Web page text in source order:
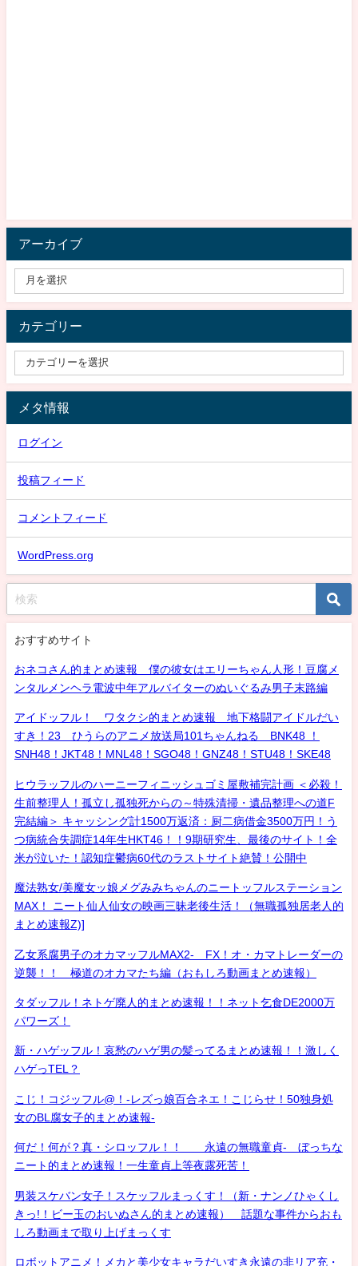
アーカイブ
カテゴリー
メタ情報
ログイン
投稿フィード
コメントフィード
WordPress.org
おすすめサイト
おネコさん的まとめ速報 僕の彼女はエリーちゃん人形！豆腐メ
ンタルメンヘラ電波中年アルバイターのぬいぐるみ男子末路編
アイドッフル！ ワタクシ的まとめ速報 地下格闘アイドルだい
すき！23 ひうらのアニメ放送局101ちゃんねる BNK48 ！
SNH48！JKT48！MNL48！SGO48！GNZ48！STU48！SKE48
ヒウラッフルのハーニーフィニッシュゴミ屋敷補完計画 ＜必殺！
生前整理人！孤立し孤独死からの～特殊清掃・遺品整理への道F
完結編＞ キャッシング計1500万返済：厨二病借金3500万円！う
つ病統合失調症14年生HKT46！！9期研究生、最後のサイト！全
米が泣いた！認知症鬱病60代のラストサイト絶賛！公開中
魔法熟女/美魔女ッ娘メグみみちゃんのニートッフルステーション
MAX！ ニート仙人仙女の映画三昧老後生活！（無職孤独居老人的
まとめ速報Z)]
乙女系腐男子のオカマッフルMAX2- FX！オ・カマトレーダーの
逆襲！！ 極道のオカマたち編（おもしろ動画まとめ速報）
タダッフル！ネトゲ廃人的まとめ速報！！ネット乞食DE2000万
パワーズ！
新・ハゲッフル！哀愁のハゲ男の髪ってるまとめ速報！！激しく
ハゲっTEL？
こじ！コジッフル@！-レズっ娘百合ネエ！こじらせ！50独身処
女のBL腐女子的まとめ速報-
何だ！何が？真・シロッフル！！ 永遠の無職童貞- ぼっちな
ニート的まとめ速報！一生童貞上等夜露死苦！
男装スケバン女子！スケッフルまっくす！（新・ナンノひゃくし
きっ!！ビー玉のおいぬさん的まとめ速報） 話題な事件からおも
しろ動画まで取り上げまっくす
ロボットアニメ！メカと美少女キャラだいすき永遠の非リア充・